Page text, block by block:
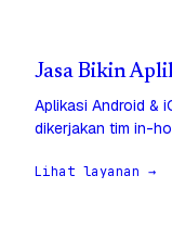
Jasa Bikin
Aplikasi Android &
dikerjakan tim in-
Lihat layanan →